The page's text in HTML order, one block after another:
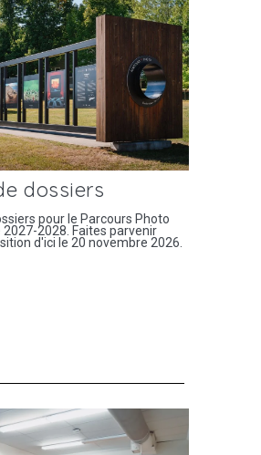
dossiers
pour le Parcours Photo
2028. Faites parvenir
d'ici le 20 novembre 2026.